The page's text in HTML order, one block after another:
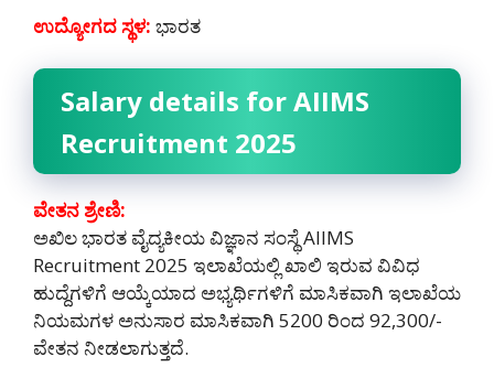
ಉದ್ಯೋಗದ ಸ್ಥಳ: ಭಾರತ
Salary details for AIIMS
Recruitment 2025
ವೇತನ ಶ್ರೇಣಿ:
ಅಖಿಲ ಭಾರತ ವೈದ್ಯಕೀಯ ವಿಜ್ಞಾನ ಸಂಸ್ಥೆ AIIMS
Recruitment 2025 ಇಲಾಖೆಯಲ್ಲಿ ಖಾಲಿ ಇರುವ ವಿವಿಧ
ಹುದ್ದೆಗಳಿಗೆ ಆಯ್ಕೆಯಾದ ಅಭ್ಯರ್ಥಿಗಳಿಗೆ ಮಾಸಿಕವಾಗಿ ಇಲಾಖೆಯ
ನಿಯಮಗಳ ಅನುಸಾರ ಮಾಸಿಕವಾಗಿ 5200 ರಿಂದ 92,300/-
ವೇತನ ನೀಡಲಾಗುತ್ತದೆ.